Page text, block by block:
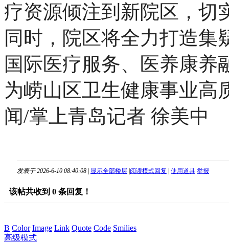
疗资源倾注到新院区，切
同时，院区将全力打造集
国际医疗服务、医养康养
为崂山区卫生健康事业高
闻/掌上青岛记者 徐美中
发表于 2026-6-10 08:40:08 | 显示全部楼层 |阅读模式回复 | 使用道具 举报
该帖共收到 0 条回复！
B Color Image Link Quote Code Smilies
高级模式